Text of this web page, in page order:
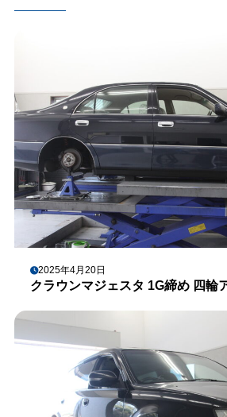
2025年4月20日
クラウンマジェスタ 1G締め 四輪